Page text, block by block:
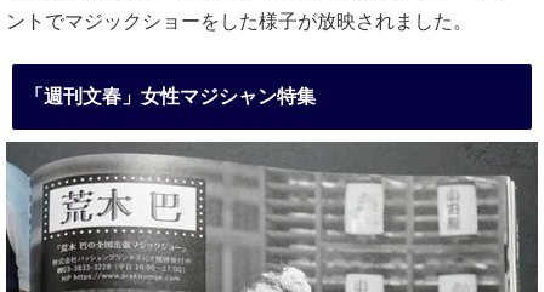
ントでマジックショーをした様子が放映されました。
「週刊文春」女性マジシャン特集